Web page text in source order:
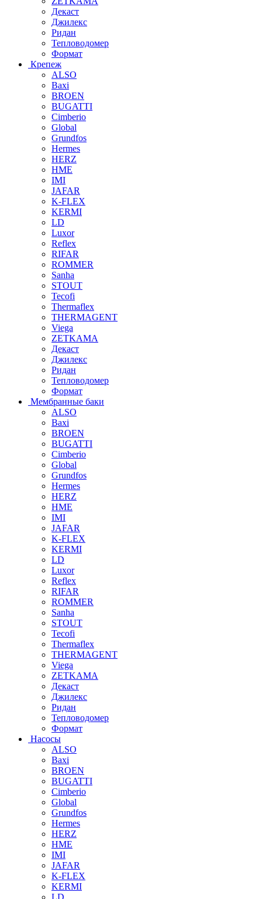
Декаст
Джилекс
Ридан
Тепловодомер
Формат
Крепеж
ALSO
Baxi
BROEN
BUGATTI
Cimberio
Global
Grundfos
Hermes
HERZ
HME
IMI
JAFAR
K-FLEX
KERMI
LD
Luxor
Reflex
RIFAR
ROMMER
Sanha
STOUT
Tecofi
Thermaflex
THERMAGENT
Viega
ZETKAMA
Декаст
Джилекс
Ридан
Тепловодомер
Формат
Мембранные баки
ALSO
Baxi
BROEN
BUGATTI
Cimberio
Global
Grundfos
Hermes
HERZ
HME
IMI
JAFAR
K-FLEX
KERMI
LD
Luxor
Reflex
RIFAR
ROMMER
Sanha
STOUT
Tecofi
Thermaflex
THERMAGENT
Viega
ZETKAMA
Декаст
Джилекс
Ридан
Тепловодомер
Формат
Насосы
ALSO
Baxi
BROEN
BUGATTI
Cimberio
Global
Grundfos
Hermes
HERZ
HME
IMI
JAFAR
K-FLEX
KERMI
LD